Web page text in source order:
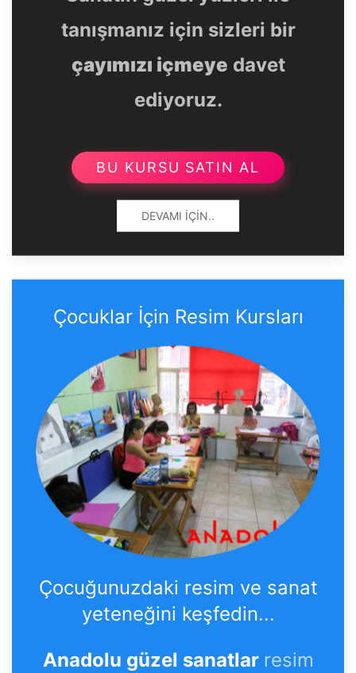
tanışmanız için sizleri bir
çayımızı içmeye davet
ediyoruz.
BU KURSU SATIN AL
DEVAMI İÇIN..
Çocuklar İçin Resim Kursları
Çocuğunuzdaki resim ve sanat
yeteneğini keşfedin...
Anadolu güzel sanatlar resim